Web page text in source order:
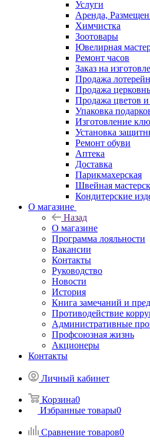
Услуги
Аренда,
Химчистка
Зоотовары
Ювелирная
Ремонт часов
Заказ на
Продажа
Продажа
Продажа цветов и
Упаковка
Изготовление
Установка
Ремонт обуви
Аптека
Доставка
Парикмахерская
Швейная
Кондитерские
О магазине
Назад
О магазине
Программа лояльности
Вакансии
Контакты
Руководство
Новости
История
Книга замечаний и
Противодействие
Административные
Профсоюзная жизнь
Акционеры
Контакты
Личный кабинет
Корзина0
Избранные товары0
Сравнение товаров0